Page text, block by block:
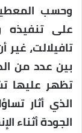
وحسب
على تنفيذه
تافيلالت، غير
بين عدد من
تظهر عليها
الذي أثار
الجودة أثناء